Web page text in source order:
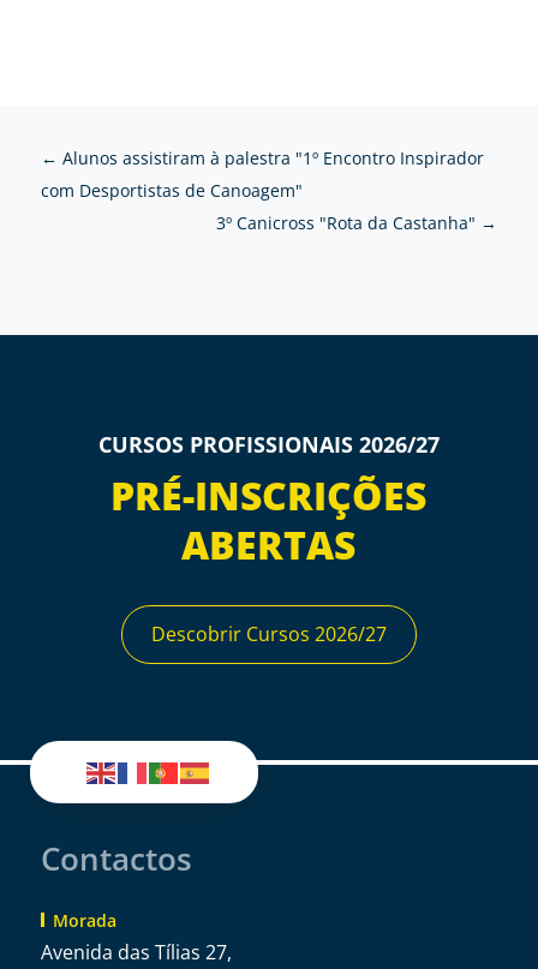
← Alunos assistiram à palestra "1º Encontro Inspirador
com Desportistas de Canoagem"
3º Canicross "Rota da Castanha" →
CURSOS PROFISSIONAIS 2026/27
PRÉ-INSCRIÇÕES
ABERTAS
Descobrir Cursos 2026/27
Contactos
Morada
Avenida das Tílias 27,